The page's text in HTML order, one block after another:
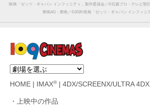
映画「ゼッツ・ギャバン インフィニティ」製作委員会／©︎石森プロ・テレビ朝
東映AG・東映／©︎2026 映画「ゼッツ・ギャバン インフィニ
HOME IMAX®| 4DX/SCREENX/ULTRA 4DX
上映中の作品